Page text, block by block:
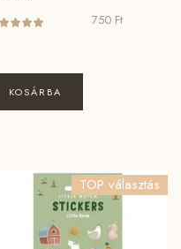
750 Ft
KOSÁRBA
TOP választás